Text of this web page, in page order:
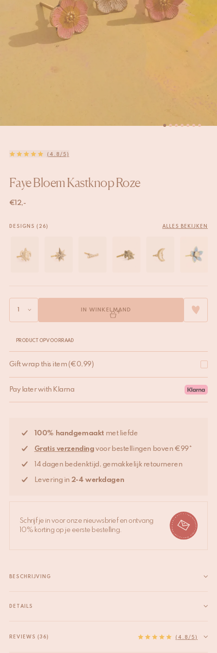
(4.8/5)
Faye Bloem Kastknop Roze
€ 12,-
DESIGNS (26) ALLES BEKIJKEN
IN WINKELMAND
PRODUCT OP VOORRAAD
Gift wrap this item (€0,99)
Pay later with Klarna
100% handgemaakt met liefde
Gratis verzending voor bestellingen boven €99*
14 dagen bedenktijd, gemakkelijk retourneren
Levering in 2-4 werkdagen
Schrijf je in voor onze nieuwsbrief en ontvang
10% korting op je eerste bestelling.
BESCHRIJVING
Faye Bloem Kastknop Roze. Deze prachtige kastknop is ideaal
details voegt het een...
DETAILS
HS code
83024900
REVIEWS (36) (4.8/5)